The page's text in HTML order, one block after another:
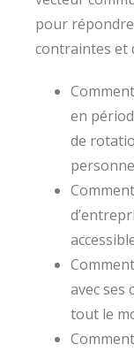
pour
contraintes et
en
de
avec ses
tout le